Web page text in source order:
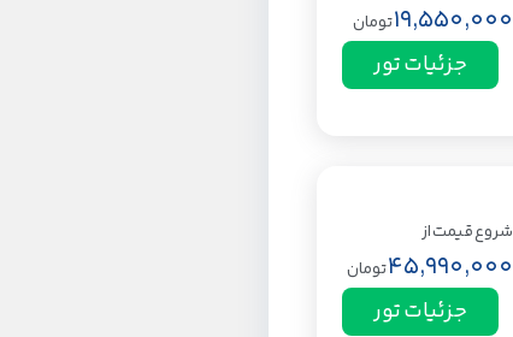
19,550,000تومان
جزئیات تور
شروع قیمت از
45,990,000تومان
جزئیات تور